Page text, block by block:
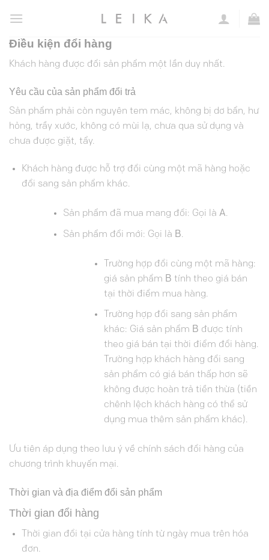
đến
Điều kiện đổi hàng
Khách hàng được đổi sản phẩm một lần duy nhất.
Yêu cầu của sản phẩm đổi trả
Sản phẩm phải còn nguyên tem mác, không bị dơ bẩn, hư
hỏng, trầy xước, không có mùi lạ, chưa qua sử dụng và
chưa được giặt, tẩy.
Khách hàng được hỗ trợ đổi cùng một mã hàng hoặc
đổi sang sản phẩm khác.
Sản phẩm đã mua mang đổi: Gọi là A.
Sản phẩm đổi mới: Gọi là B.
Trường hợp đổi cùng một mã hàng:
giá sản phẩm B tính theo giá bán
tại thời điểm mua hàng.
Trường hợp đổi sang sản phẩm
khác: Giá sản phẩm B được tính
theo giá bán tại thời điểm đổi hàng.
Trường hợp khách hàng đổi sang
sản phẩm có giá bán thấp hơn sẽ
không được hoàn trả tiền thừa (tiền
chênh lệch khách hàng có thể sử
dụng mua thêm sản phẩm khác).
Ưu tiên áp dụng theo lưu ý về chính sách đổi hàng của
chương trình khuyến mại.
Thời gian và địa điểm đổi sản phẩm
Thời gian đổi hàng
Thời gian đổi tại cửa hàng tính từ ngày mua trên hóa
đơn.